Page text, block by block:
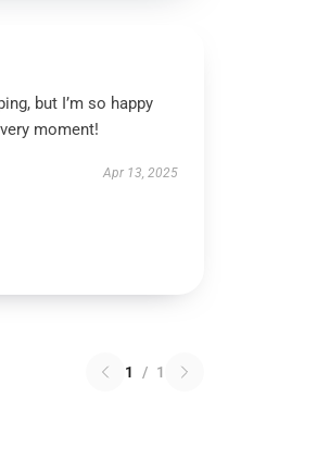
but I’m so happy
moment!
Apr 13, 2025
1 / 1